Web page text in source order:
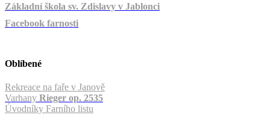
Základní škola sv. Zdislavy v Jablonci
Facebook farnosti
Oblíbené
Rekreace na faře v Janově
Varhany Rieger op. 2535
Úvodníky Farního listu